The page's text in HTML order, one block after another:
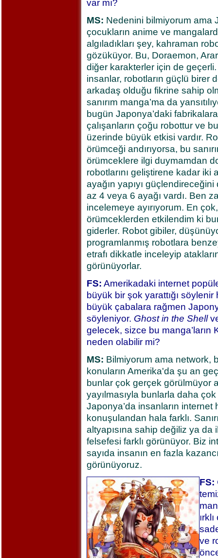
var mı?
MS: Nedenini bilmiyorum ama
çocukların anime ve
algıladıkları şey, kahraman
gözüküyor. Bu, Doraemon,
diğer karakterler için de
insanlar, robotların güçlü birer
arkadaş olduğu fikrine sahip
sanırım manga’ma da
bugün Japonya’daki
çalışanların çoğu robottur ve
üzerinde büyük etkisi vardır.
örümceği andırıyorsa, bu
örümceklere ilgi duymamdan
robotlarını geliştirene kadar
ayağın yapıyı
az 4 veya 6 ayağı vardı. Ben
incelemeye ayırıyorum. En
örümceklerden etkilendim ki
giderler. Robot gibiler,
programlanmış robotlara
etrafı dikkatle inceleyip
görünüyorlar.
FS: Amerikadaki internet
büyük bir şok yarattığı
büyük çabalara rağmen
söyleniyor. Ghost in the Shell
gelecek, sizce bu manga’ların
neden olabilir mi?
MS: Bilmiyorum ama network,
konuların Amerika'da şu an
bunlar çok gerçek görülmüyor
yayılmasıyla bunlarla daha
Japonya’da insanların internet
konuşulandan hala farklı.
altyapısına sahip değiliz ya
felsefesi farklı görünüyor. Biz
sayıda insanın en fazla
görünüyoruz.
FS:
ve